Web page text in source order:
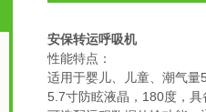
安保转运呼吸机
性能特点：
适用于婴儿、儿童、潮气量
5.7寸防眩液晶，180度，具